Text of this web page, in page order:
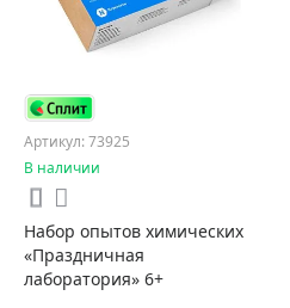
Артикул: 73925
В наличии
Набор опытов химических
«Праздничная
лаборатория» 6+